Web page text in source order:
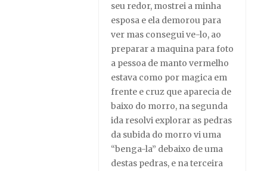
seu redor, mostrei a minha
esposa e ela demorou para
ver mas consegui ve-lo, ao
preparar a maquina para foto
a pessoa de manto vermelho
estava como por magica em
frente e cruz que aparecia de
baixo do morro, na segunda
ida resolvi explorar as pedras
da subida do morro vi uma
“benga-la” debaixo de uma
destas pedras, e na terceira